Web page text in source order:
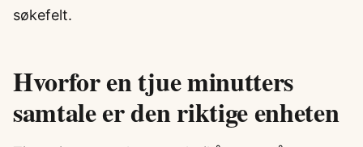
søkefelt.
Hvorfor en tjue minutters
samtale er den riktige enheten